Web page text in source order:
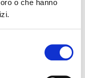
o che hanno